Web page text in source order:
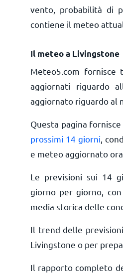
vento, probabilità di
contiene il meteo
Il meteo a Livingstone
Meteo5.com fornisce
aggiornati riguardo
aggiornato riguardo al
Questa pagina
prossimi 14 giorni ,
e meteo aggiornato
Le previsioni sui 14
giorno per giorno,
media storica delle
Il trend delle
Livingstone o per
Il rapporto completo